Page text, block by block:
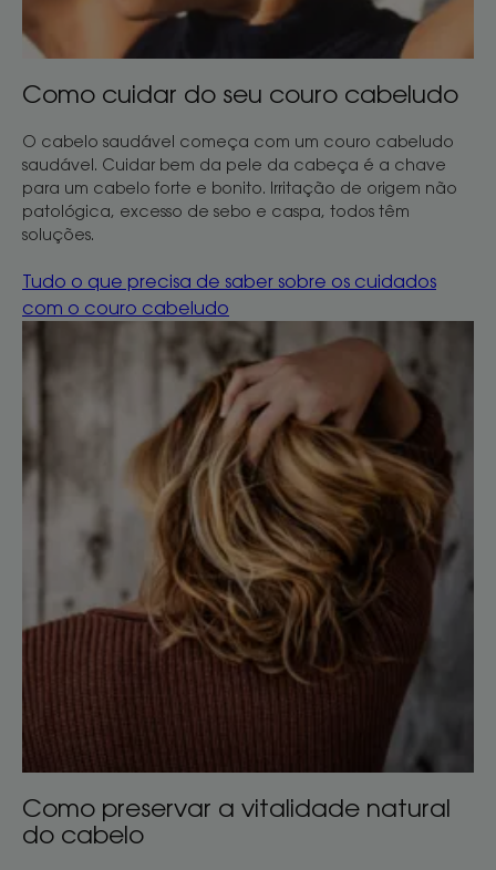
seu
cabeludo
Como cuidar do seu couro cabeludo
O cabelo saudável começa com um couro cabeludo
saudável. Cuidar bem da pele da cabeça é a chave
para um cabelo forte e bonito. Irritação de origem não
patológica, excesso de sebo e caspa, todos têm
soluções.
Tudo o que precisa de saber sobre os cuidados
com o couro cabeludo
conseguir
um
Como
preservar
do
cabelo
Como preservar a vitalidade natural
do cabelo